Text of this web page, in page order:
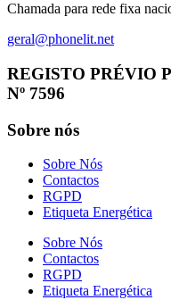
Chamada para rede fixa
geral@phonelit.net
REGISTO PRÉVIO
Nº 7596
Sobre nós
Sobre Nós
Contactos
RGPD
Etiqueta Energética
Sobre Nós
Contactos
RGPD
Etiqueta Energética